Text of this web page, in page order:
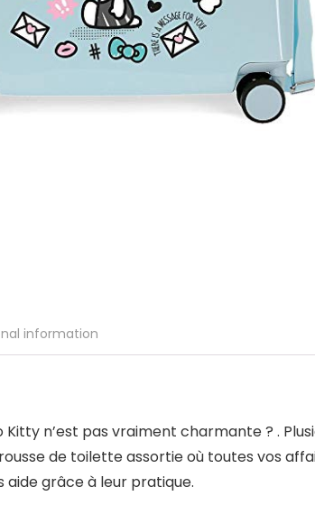
information
n’est pas vraiment charmante ? .
de toilette assortie où toutes vos
aide grâce à leur pratique.